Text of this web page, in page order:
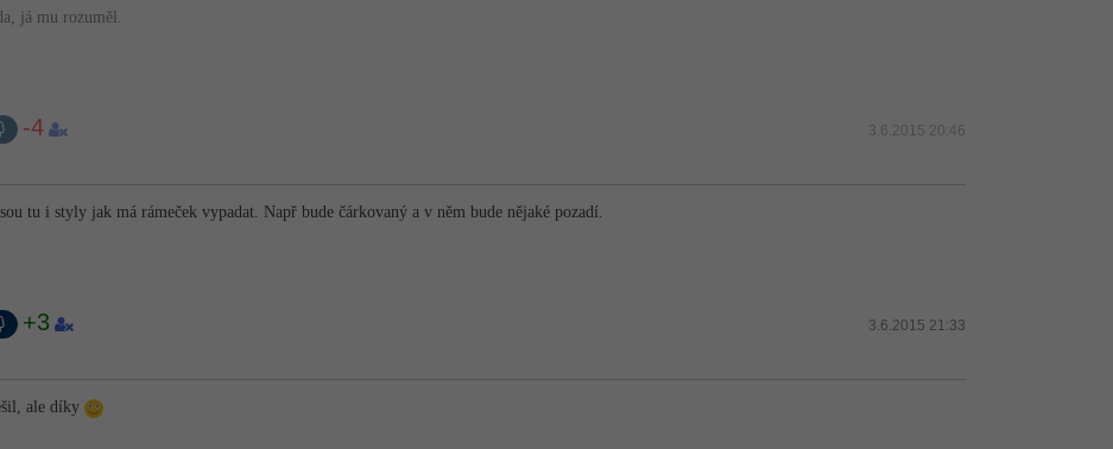
já mu rozuměl.
-4 3.6.2015 20:46
tu i styly jak má rámeček vypadat. Např bude čárkovaný a v něm bude nějaké pozadí.
+3 3.6.2015 21:33
ale díky